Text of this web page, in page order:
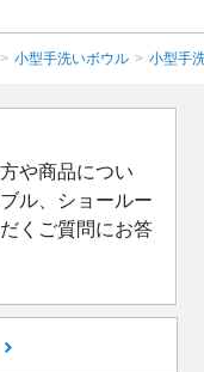
> 小型手洗いボウル > 小型手
や商品につい
ル、ショールー
くご質問にお答